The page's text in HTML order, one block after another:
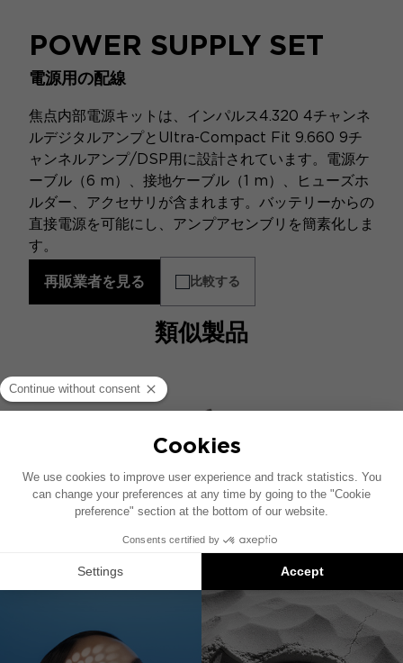
POWER SUPPLY SET
電源用の配線
焦点内部電源キットは、インパルス4.320 4チャンネ
ルデジタルアンプとUltra-Compact Fit 9.660 9チ
ャンネルアンプ/DSP用に設計されています。電源ケ
ーブル（6 m）、接地ケーブル（1 m）、ヒューズホ
ルダー、アクセサリが含まれます。バッテリーからの
直接電源を可能にし、アンプアセンブリを簡素化しま
す。
再販業者を見る 比較する
類似製品
IW IMP 2.1